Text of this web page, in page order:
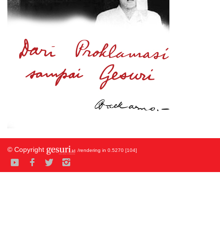
© Copyright /rendering in 0.5270 [104]